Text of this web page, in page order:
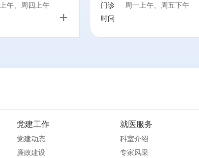
午、周四上午
+
门诊
时间
周一上午、周五下午
党建工作
党建动态
廉政建设
就医服务
科室介绍
专家风采